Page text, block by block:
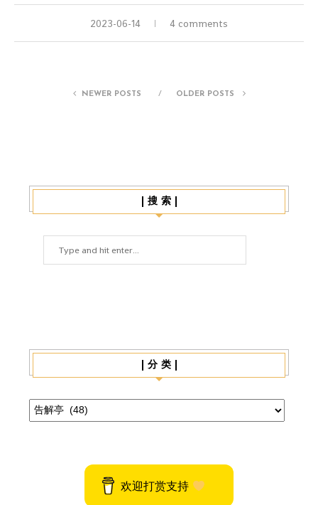
2023-06-14 4 comments
NEWER POSTS OLDER POSTS
| 搜 索 |
| 分 类 |
欢迎打赏支持